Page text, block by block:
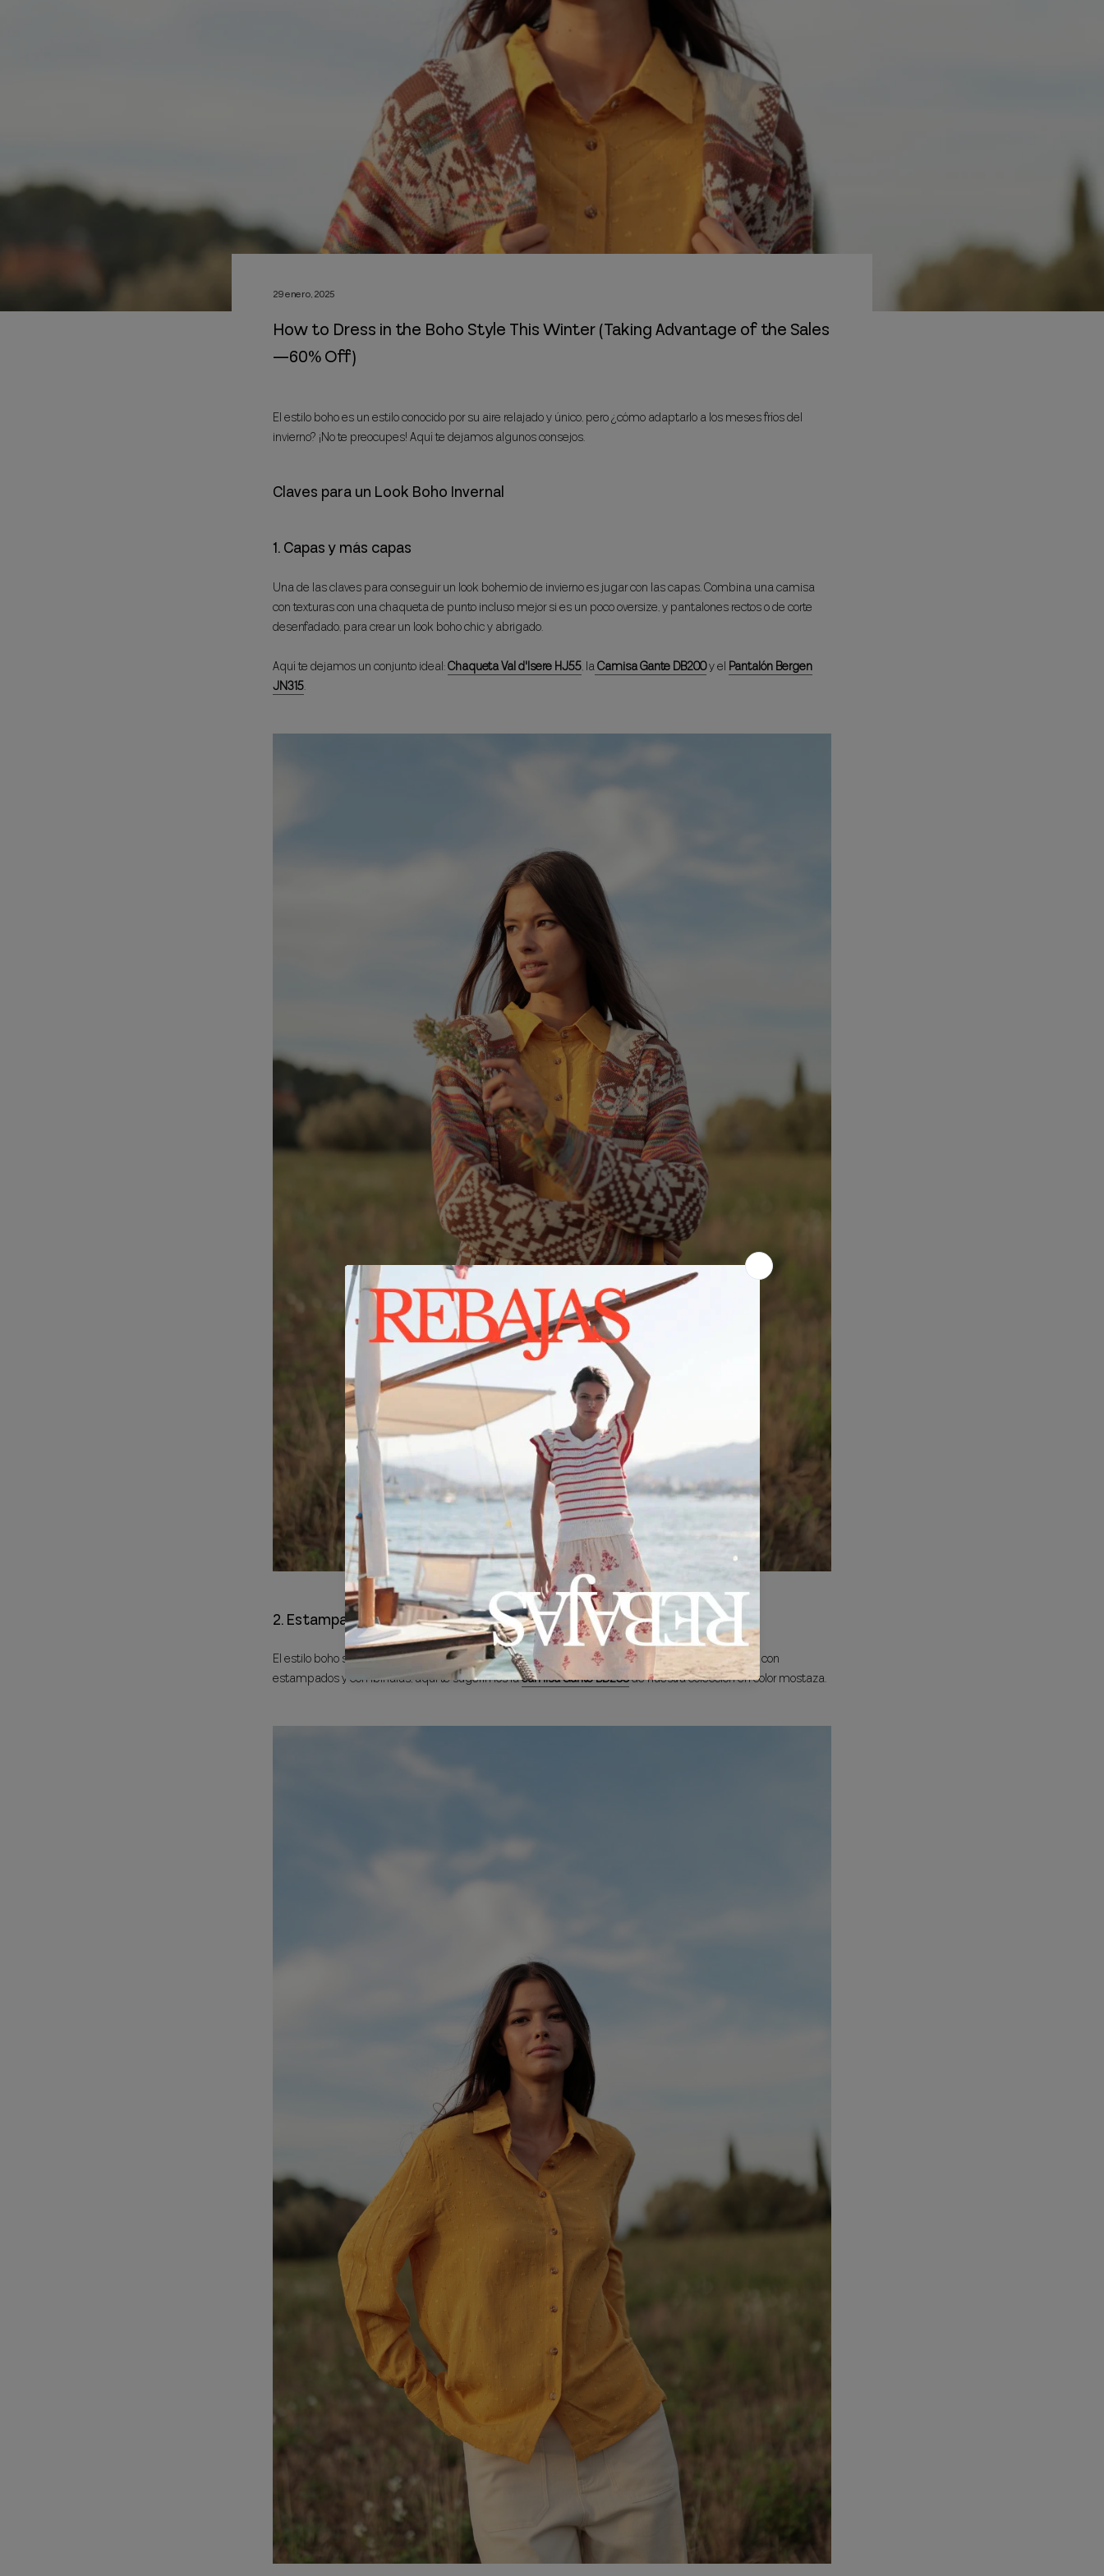
29 enero, 2025
How to Dress in the Boho Style This Winter (Taking Advantage of the Sales
—60% Off)
El estilo boho es un estilo conocido por su aire relajado y único, pero ¿cómo adaptarlo a los meses fríos del
invierno? ¡No te preocupes! Aquí te dejamos algunos consejos.
Claves para un Look Boho Invernal
1. Capas y más capas
Una de las claves para conseguir un look bohemio de invierno es jugar con las capas. Combina una camisa
con texturas con una chaqueta de punto incluso mejor si es un poco oversize, y pantalones rectos o de corte
desenfadado, para crear un look boho chic y abrigado.
Aquí te dejamos un conjunto ideal:Chaqueta Val d'Isere HJ55, laCamisa Gante DB200y el Pantalón Bergen
JN315.
2. Estampados y texturas
El estilo boho se caracteriza por sus estampados llamativos y texturas variadas. Opta por blusas con
estampados y combínalas, aquí te sugerimos lacamisa Gante BD200de nuestra colección en color mostaza.